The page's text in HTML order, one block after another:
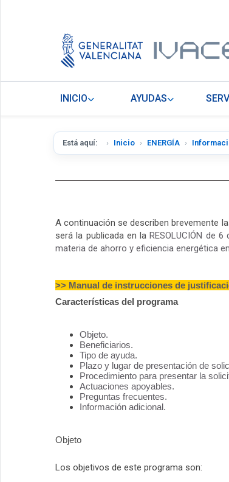
INICIO AYUDAS
Está aquí: Inicio ENERGÍA
A continuación se describen brevemente
será la publicada en laRESOLUCIÓN de
materia de ahorro y eficiencia energética
>> Manual de instrucciones de
Características del programa
Objeto.
Beneficiarios.
Tipo de ayuda.
Plazo y lugar de presentación de
Procedimiento para presentar la
Actuaciones apoyables.
Preguntas frecuentes.
Información adicional.
Objeto
Los objetivos de este programa son: